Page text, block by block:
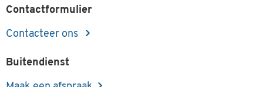
Contactformulier
Contacteer ons
Buitendienst